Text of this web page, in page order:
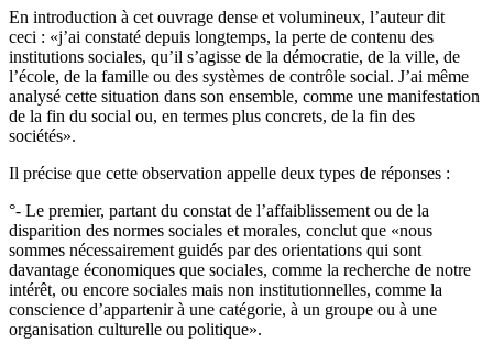
En introduction à cet ouvrage dense et volumineux, l’auteur dit
ceci : «j’ai constaté depuis longtemps, la perte de contenu des
institutions sociales, qu’il s’agisse de la démocratie, de la ville, de
l’école, de la famille ou des systèmes de contrôle social. J’ai même
analysé cette situation dans son ensemble, comme une manifestation
de la fin du social ou, en termes plus concrets, de la fin des
sociétés».
Il précise que cette observation appelle deux types de réponses :
°- Le premier, partant du constat de l’affaiblissement ou de la
disparition des normes sociales et morales, conclut que «nous
sommes nécessairement guidés par des orientations qui sont
davantage économiques que sociales, comme la recherche de notre
intérêt, ou encore sociales mais non institutionnelles, comme la
conscience d’appartenir à une catégorie, à un groupe ou à une
organisation culturelle ou politique».